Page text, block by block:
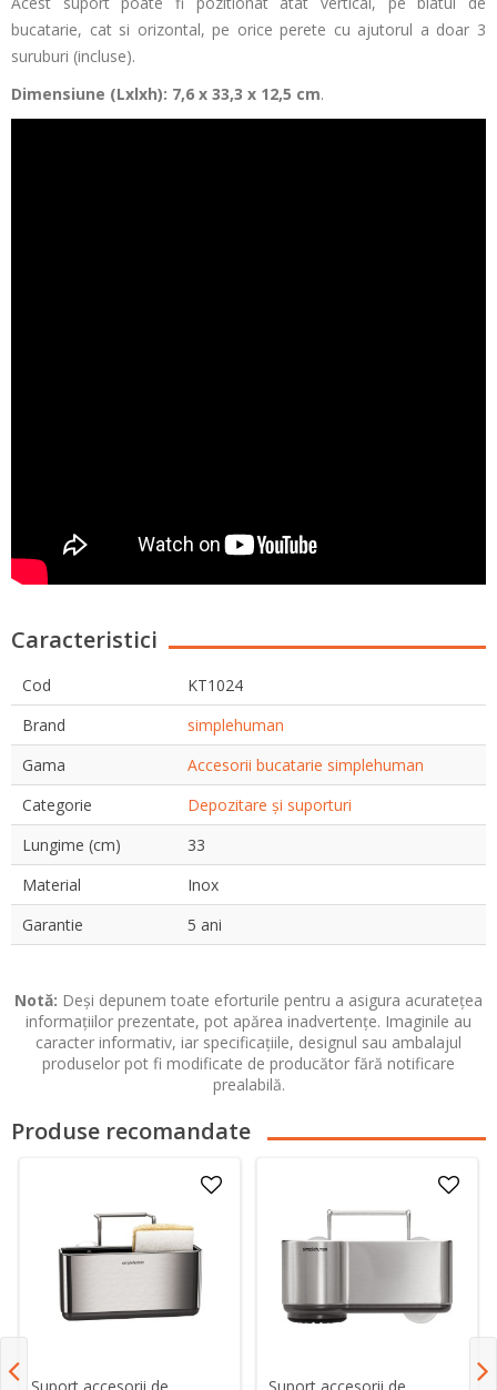
bucatarie, cat si orizontal, pe orice perete cu ajutorul a doar 3
suruburi (incluse).
Dimensiune (Lxlxh): 7,6 x 33,3 x 12,5 cm.
Caracteristici
Cod
KT1024
Brand
simplehuman
Gama
Accesorii bucatarie simplehuman
Categorie
Depozitare și suporturi
Lungime (cm)
33
Material
Inox
Garantie
5 ani
Notă: Deși depunem toate eforturile pentru a asigura acuratețea
informațiilor prezentate, pot apărea inadvertențe. Imaginile au
caracter informativ, iar specificațiile, designul sau ambalajul
produselor pot fi modificate de producător fără notificare
prealabilă.
Produse recomandate